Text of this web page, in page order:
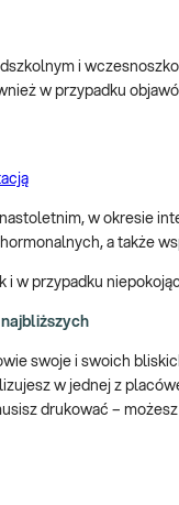
i
w przypadku
w okresie
a także
i w przypadku
swoje i swoich
w jednej z
drukować –